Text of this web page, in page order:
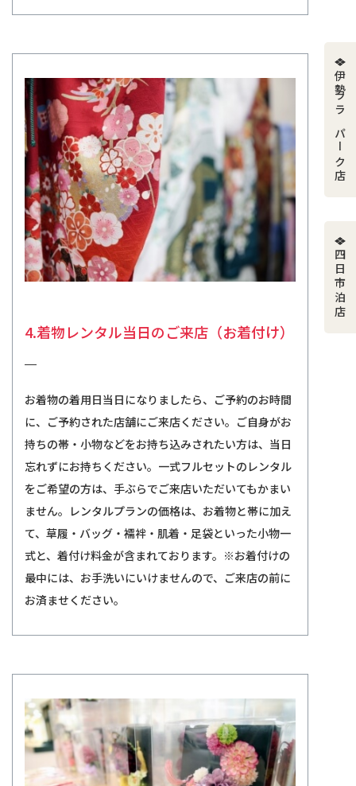
伊勢ララパーク店
四日市泊店
4.着物レンタル当日のご来店（お着付け）
お着物の着用日当日になりましたら、ご予約のお時間
に、ご予約された店舗にご来店ください。ご自身がお
持ちの帯・小物などをお持ち込みされたい方は、当日
忘れずにお持ちください。一式フルセットのレンタル
をご希望の方は、手ぶらでご来店いただいてもかまい
ません。レンタルプランの価格は、お着物と帯に加え
て、草履・バッグ・襦袢・肌着・足袋といった小物一
式と、着付け料金が含まれております。※お着付けの
最中には、お手洗いにいけませんので、ご来店の前に
お済ませください。